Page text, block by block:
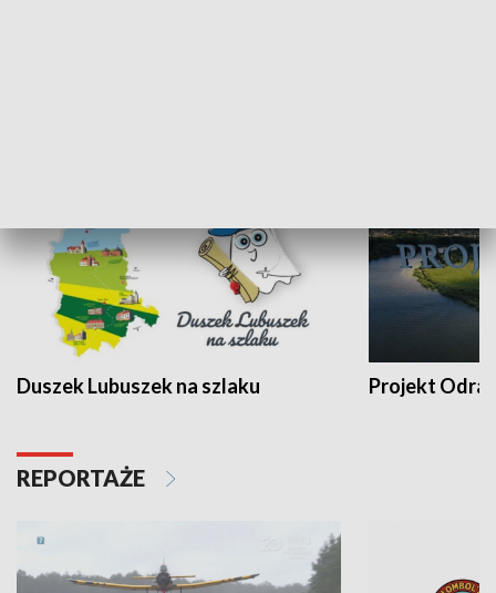
Duszek Lubuszek na szlaku Projekt Odra
REPORTAŻE